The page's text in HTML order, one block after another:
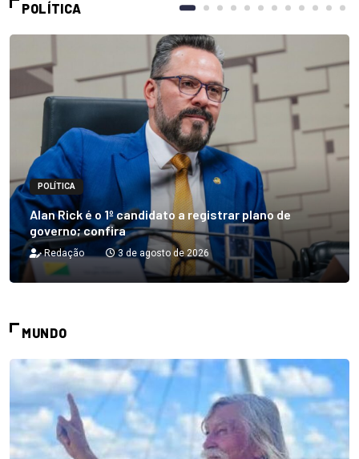
POLÍTICA
POLÍTICA
Alan Rick é o 1º candidato a registrar plano de
governo; confira
Redação 3 de agosto de 2026
MUNDO